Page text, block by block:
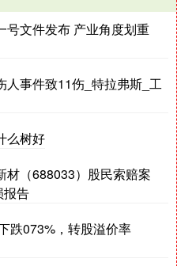
号文件发布 产业角度划重
人事件致11伤_特拉弗斯_工
么树好
材（688033）股民索赔案
报告
跌073%，转股溢价率